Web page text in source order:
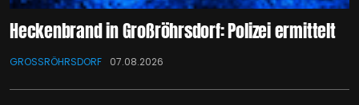
Heckenbrand in Großröhrsdorf: Polizei ermittelt
GROSSRÖHRSDORF 07.08.2026